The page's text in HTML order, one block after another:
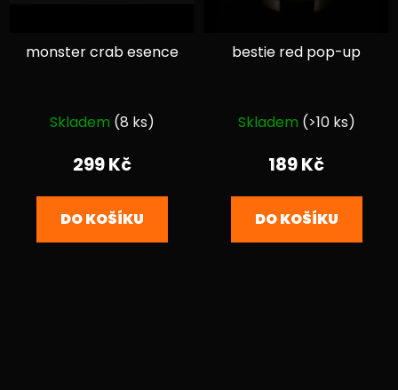
monster crab esence
hodnocení
produktu
5,0
z
Skladem (8 ks)
299 Kč
DO KOŠÍKU
bestie red pop-up
hodnocení
produktu
5,0
z
Skladem (>10 ks)
189 Kč
DO KOŠÍKU